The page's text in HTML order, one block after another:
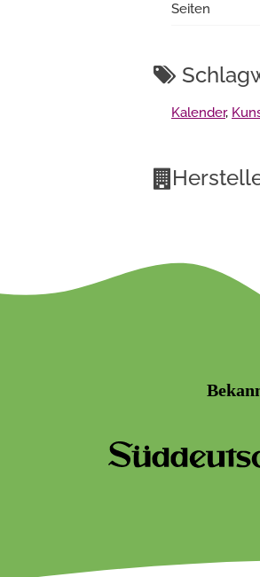
Seiten
Kalender,